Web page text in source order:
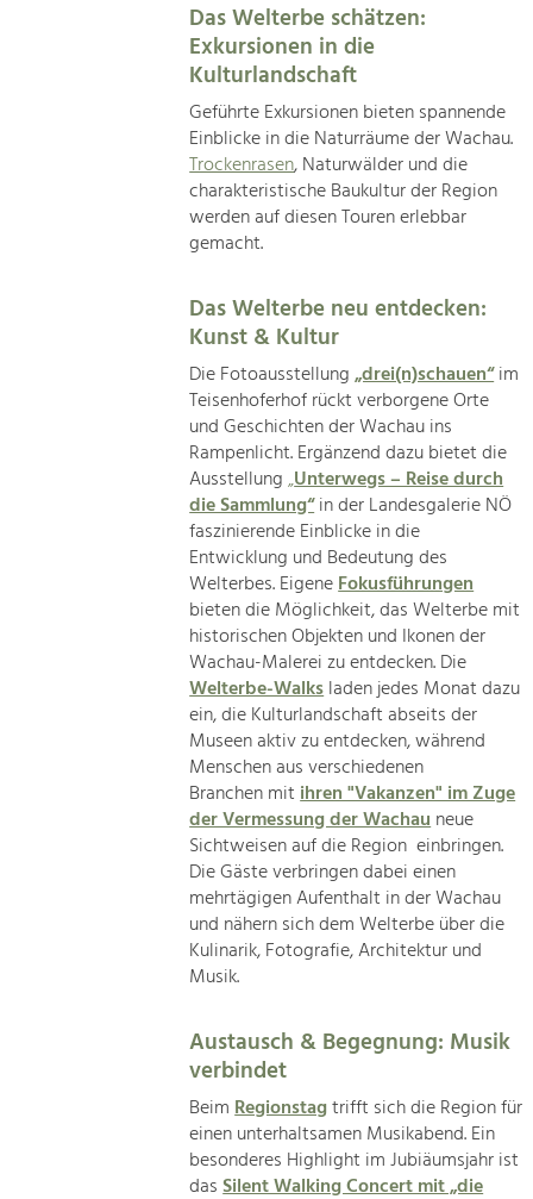
Das Welterbe schätzen:
Exkursionen in die
Kulturlandschaft
Geführte Exkursionen bieten spannende
Einblicke in die Naturräume der Wachau.
Trockenrasen, Naturwälder und die
charakteristische Baukultur der Region
werden auf diesen Touren erlebbar
gemacht.
Das Welterbe neu entdecken:
Kunst & Kultur
Die Fotoausstellung„drei(n)schauen“im
Teisenhoferhof rückt verborgene Orte
und Geschichten der Wachau ins
Rampenlicht. Ergänzend dazu bietet die
Ausstellung„Unterwegs – Reise durch
die Sammlung“in der Landesgalerie NÖ
faszinierende Einblicke in die
Entwicklung und Bedeutung des
Welterbes. EigeneFokusführungen
bieten die Möglichkeit, das Welterbe mit
historischen Objekten und Ikonen der
Wachau-Malerei zu entdecken. Die
Welterbe-Walksladen jedes Monat dazu
ein, die Kulturlandschaft abseits der
Museen aktiv zu entdecken, während
Menschen aus verschiedenen
Branchen mitihren "Vakanzen" im Zuge
der Vermessung der Wachauneue
Sichtweisen auf die Region einbringen.
Die Gäste verbringen dabei einen
mehrtägigen Aufenthalt in der Wachau
und nähern sich dem Welterbe über die
Kulinarik, Fotografie, Architektur und
Musik.
Austausch & Begegnung: Musik
verbindet
BeimRegionstagtrifft sich die Region für
einen unterhaltsamen Musikabend. Ein
besonderes Highlight im Jubiäumsjahr ist
dasSilent Walking Concert mit „die